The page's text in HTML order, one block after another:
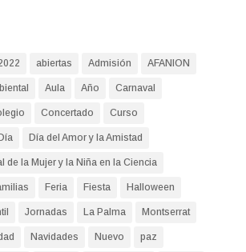
abiertas Admisión AFANION
Aula Año Carnaval
Concertado Curso
Día del Amor y la Amistad
de la Mujer y la Niña en la Ciencia
Feria Fiesta Halloween
Jornadas La Palma Montserrat
Navidades Nuevo paz